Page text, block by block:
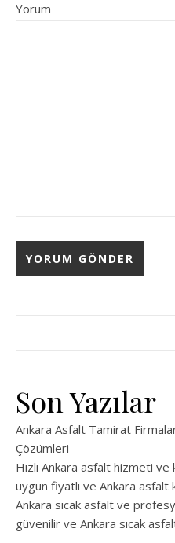
Yorum
Son Yazılar
Ankara Asfalt Tamirat
Çözümleri
Hızlı Ankara asfalt hizmeti ve
uygun fiyatlı ve Ankara asfalt
Ankara sıcak asfalt ve
güvenilir ve Ankara sıcak